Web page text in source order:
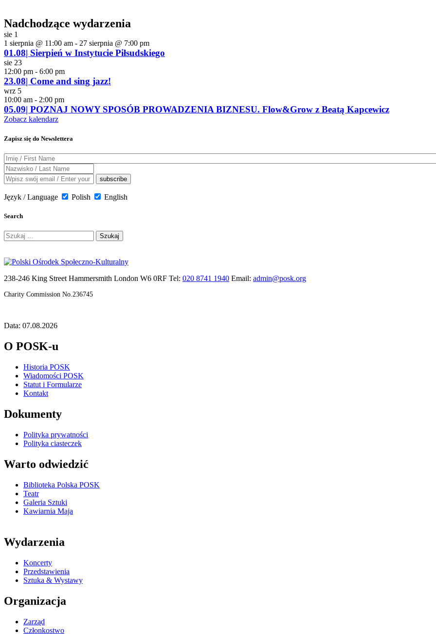
Nadchodzące wydarzenia
sie 1
1 sierpnia @ 11:00 am - 27 sierpnia @ 7:00 pm
01.08| Sierpień w Instytucie Piłsudskiego
sie 23
12:00 pm - 6:00 pm
23.08| Come and sing jazz!
wrz 5
10:00 am - 2:00 pm
05.09| POZNAJ NOWY SPOSÓB PROWADZENIA BIZNESU. Flow&Grow z Beatą Kapcewicz
Zobacz kalendarz
Zapisz się do Newslettera
Język / Language Polish English
Search
Szukaj:
238-246 King Street Hammersmith London W6 0RF Tel: 020 8741 1940 Email: admin@posk.org
Charity Commission No.236745
Data: 07.08.2026
O POSK-u
Historia POSK
Wiadomości POSK
Statut i Formularze
Kontakt
Dokumenty
Polityka prywatności
Polityka ciasteczek
Warto odwiedzić
Biblioteka Polska POSK
Teatr
Galeria Sztuki
Kawiarnia Maja
Wydarzenia
Koncerty
Przedstawienia
Sztuka & Wystawy
Organizacja
Zarząd
Członkostwo